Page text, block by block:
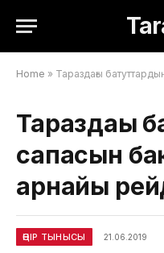
Home » Тараздағы батуттардың
Тараздағы
сапасын
арнайы
ӨҢІР ТЫНЫСЫ 21.06.2019